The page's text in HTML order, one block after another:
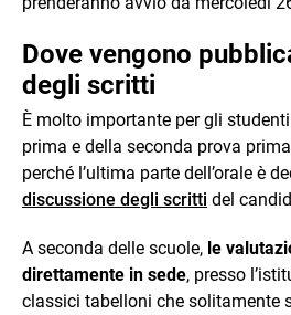
Dove vengono
degli scritti
È molto importante per gli
prima e della seconda prova
perché l’ultima parte dell’orale è
discussione degli scritti del
A seconda delle scuole, le
direttamente in sede, presso
classici tabelloni che solitamente